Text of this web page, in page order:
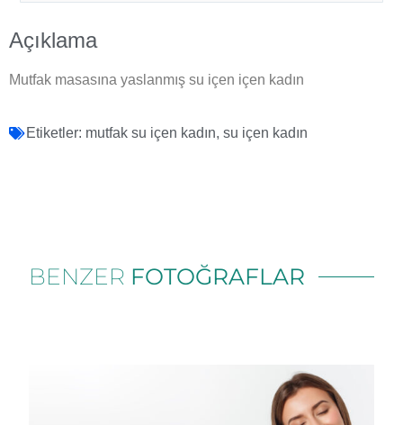
Açıklama
Mutfak masasına yaslanmış su içen içen kadın
Etiketler: mutfak su içen kadın, su içen kadın
BENZER FOTOĞRAFLAR